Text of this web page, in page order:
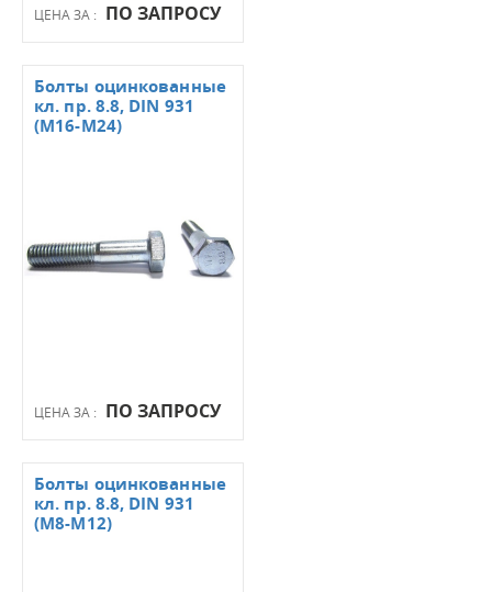
ЦЕНА ЗА : ПО ЗАПРОСУ
ЦЕНА ЗА : ПО ЗАПРОСУ
Болты оцинкованные
кл. пр. 8.8, DIN 931
(М16-М24)
Болты оцинкованные
кл. пр. 8.8, DIN 931
(М8-М12)